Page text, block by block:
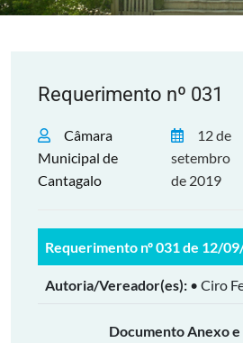
Requerimento nº 031
Câmara
Municipal de
Cantagalo
12 de
setembro
de 2019
Requerimento nº 031 de 12/
Autoria/Vereador(es): • Ciro
Documento Anexo